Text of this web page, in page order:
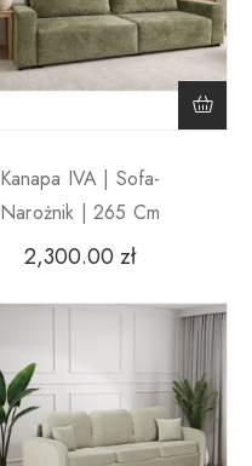
Kanapa IVA | Sofa-
Narożnik | 265 Cm
2,300.00 zł